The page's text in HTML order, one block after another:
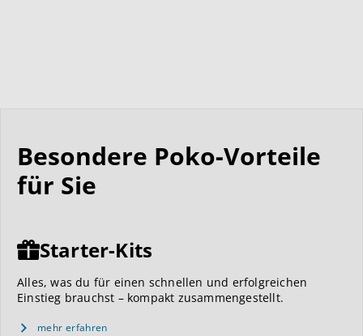
Besondere Poko-Vorteile
für Sie
Starter-Kits
Alles, was du für einen schnellen und erfolgreichen
Einstieg brauchst – kompakt zusammengestellt.
mehr erfahren